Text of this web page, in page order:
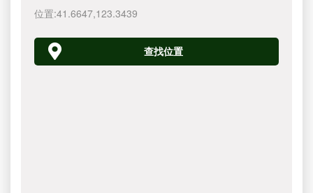
位置:41.6647,123.3440
查找位置